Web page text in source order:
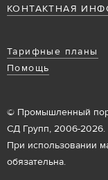
КОНТАКТНАЯ
Тарифные планы
Помощь
© Промышленный
СД Групп, 2006-2026.
При использовании
обязательна.